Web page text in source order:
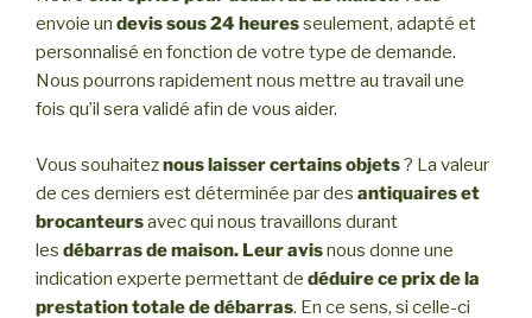
envoie un devis sous 24 heuresseulement, adapté et
personnalisé en fonction de votre type de demande.
Nous pourrons rapidement nous mettre au travail une
fois qu’il sera validé afin de vous aider.
Vous souhaiteznous laisser certains objets? La valeur
de ces derniers est déterminée par des antiquaires et
brocanteursavec qui nous travaillons durant
les débarras de maison. Leur avisnous donne une
indication experte permettant de déduire ce prix de la
prestation totale de débarras. En ce sens, si celle-ci